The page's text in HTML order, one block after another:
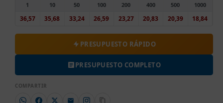
1
36,57
10
35,68
50
33,24
100
26,59
200
23,27
400
20,83
500
20,39
1000
18,84
PRESUPUESTO RÁPIDO
PRESUPUESTO COMPLETO
COMPARTIR